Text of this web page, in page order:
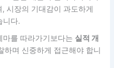
, 시장의 기대감이 과도하게
니다.
마를 따라가기보다는 실적 개
하며 신중하게 접근해야 합니